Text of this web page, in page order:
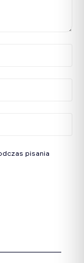
pisania